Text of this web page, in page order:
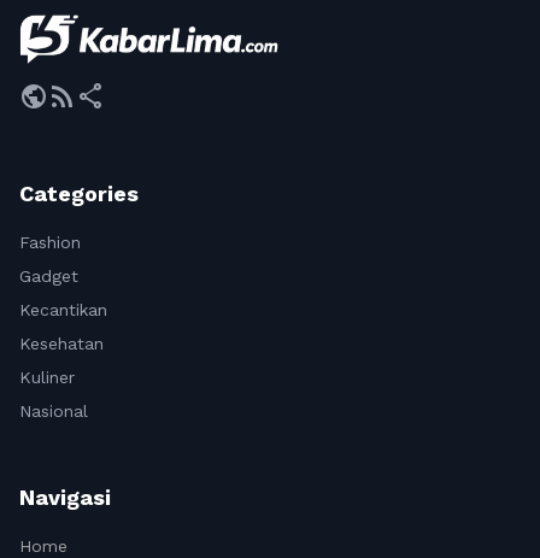
publicrss_feed share
Categories
Fashion
Gadget
Kecantikan
Kesehatan
Kuliner
Nasional
Navigasi
Home